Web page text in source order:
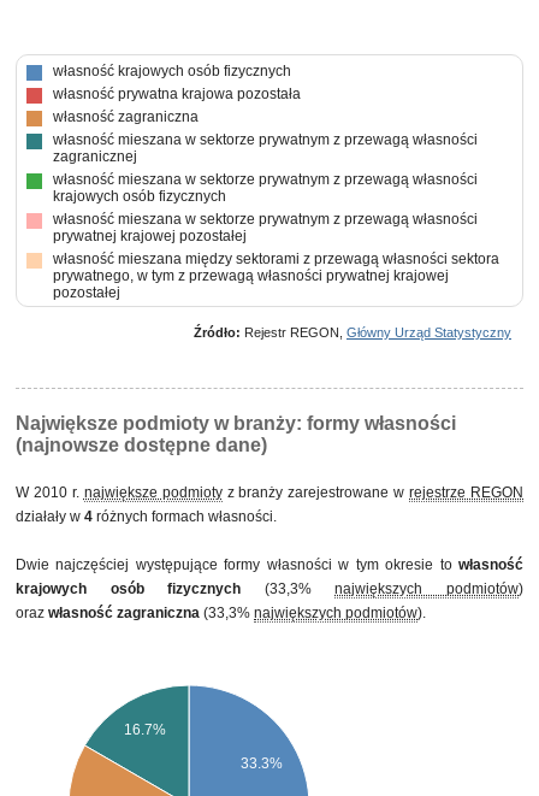
własność krajowych osób fizycznych
własność prywatna krajowa pozostała
własność zagraniczna
własność mieszana w sektorze prywatnym z przewagą własności
zagranicznej
własność mieszana w sektorze prywatnym z przewagą własności
krajowych osób fizycznych
własność mieszana w sektorze prywatnym z przewagą własności
prywatnej krajowej pozostałej
własność mieszana między sektorami z przewagą własności sektora
prywatnego, w tym z przewagą własności prywatnej krajowej
pozostałej
prywatnego, w tym z przewagą własności krajowych osób fizycznych
Źródło: Rejestr REGON, Główny Urząd Statystyczny
Największe podmioty w branży: formy własności
(najnowsze dostępne dane)
W 2010 r. największe podmiotyz branży zarejestrowane wrejestrze REGON
działały w 4 różnych formach własności.
Dwie najczęściej występujące formy własności w tym okresie to własność
krajowych osób fizycznych (33,3%największych podmiotów)
oraz własność zagraniczna (33,3% największych podmiotów).
33.3%
16.7%